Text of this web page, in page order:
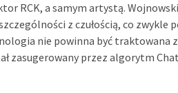
RCK, a samym artystą.
z czułością, co zwykle
nie powinna być traktowana
zasugerowany przez algorytm